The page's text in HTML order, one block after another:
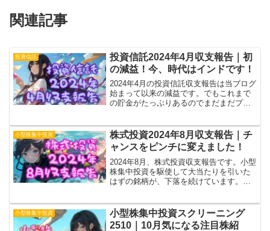
関連記事
投資信託
投資信託2024年4月収支報告｜初
の減益！今、時代はインドです！
2024年4月の投資信託収支報告は当ブログ
始まって以来の減益です。でもこれまで
の貯金がたっぷりあるのでまだまだプラ
関係性、補完してくれるとありがたいん
だけど甘い？
小型株集中投資
株式投資2024年8月収支報告｜チ
ャンスをピンチに変えました！
2024年8月、株式投資収支報告です。小型
株集中投資を駆使して大当たりを引いた
はずの銘柄が、下落を続けています。こ
イルを目指しているので粘り強くキープ
する作戦。
小型株集中投資
小型株集中投資スクリーニング
2510｜10月気になる注目株紹